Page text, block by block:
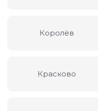
Королёв
Красково